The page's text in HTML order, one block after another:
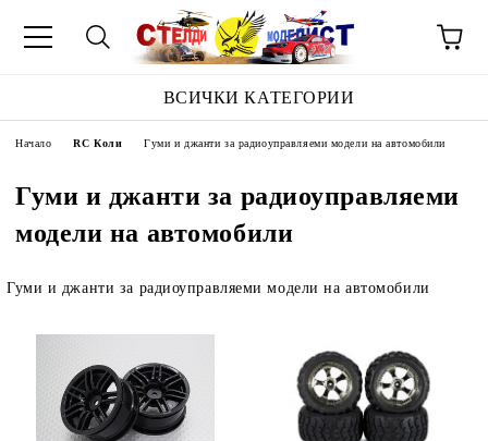
ВСИЧКИ КАТЕГОРИИ
Начало RC Коли Гуми и джанти за радиоуправляеми модели на автомобили
Гуми и джанти за радиоуправляеми
модели на автомобили
Гуми и джанти за радиоуправляеми модели на автомобили